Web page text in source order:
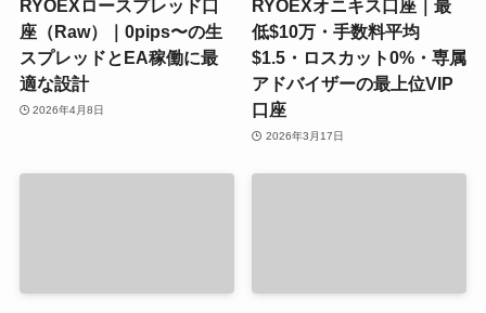
RYOEXロースプレッド口
座（Raw）｜0pips〜の生
スプレッドとEA稼働に最
適な設計
2026年4月8日
RYOEXオニキス口座｜最
低$10万・手数料平均
$1.5・ロスカット0%・専属
アドバイザーの最上位VIP
口座
2026年3月17日